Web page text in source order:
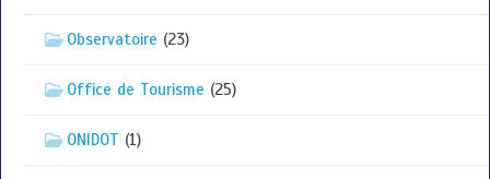
Observatoire (23)
Office de Tourisme (25)
ONIDOT (1)